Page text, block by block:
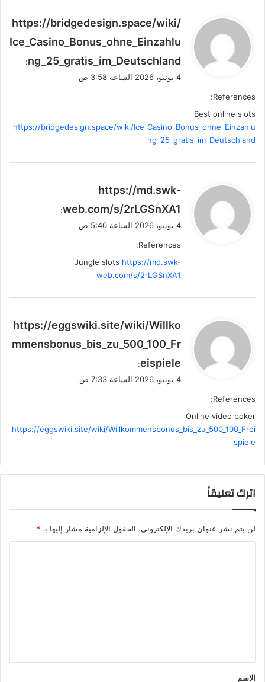
ي
و
ل
https://bridgedesign.space/wiki/
Ice_Casino_Bonus_ohne_Einzahlu
ng_25_gratis_im_Deutschland
:
4 يونيو، 2026 الساعة 3:58 ص
References:
Best online slots
https://bridgedesign.space/wiki/Ice_Casino_Bonus_ohne_Einzahlu
ng_25_gratis_im_Deutschland
ي
و
ل
https://md.swk-
web.com/s/2rLGSnXA1
:
4 يونيو، 2026 الساعة 5:40 ص
References:
Jungle slots https://md.swk-
web.com/s/2rLGSnXA1
ي
و
ل
https://eggswiki.site/wiki/Willko
mmensbonus_bis_zu_500_100_Fr
eispiele
:
4 يونيو، 2026 الساعة 7:33 ص
References:
Online video poker
https://eggswiki.site/wiki/Willkommensbonus_bis_zu_500_100_Frei
spiele
اترك تعليقاً
لن يتم نشر عنوان بريدك الإلكتروني. الحقول الإلزامية مشار إليها بـ*
*
الاسم